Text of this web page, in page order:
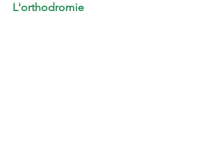
L'orthodromie